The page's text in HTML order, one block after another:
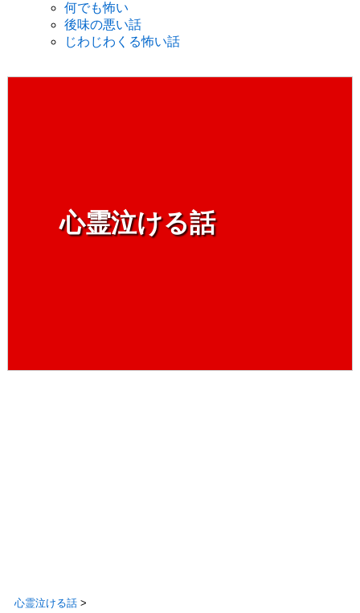
何でも怖い
後味の悪い話
じわじわくる怖い話
心霊泣ける話
心霊泣ける話>